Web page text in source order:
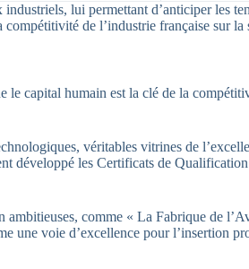
lui permettant d’anticiper les
de l’industrie française sur la
capital humain est la clé de la
véritables vitrines de
développé les Certificats de
comme « La Fabrique de
une voie d’excellence pour l’insertion